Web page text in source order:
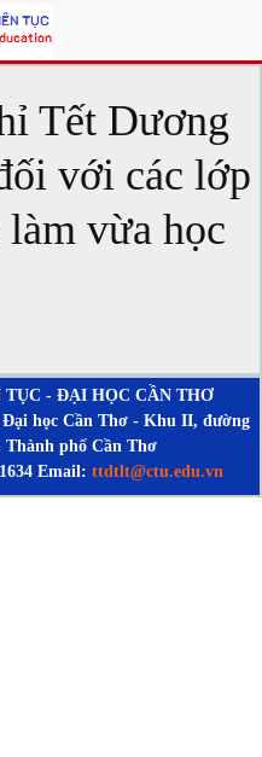
Tết Dương
với các lớp
vừa học
- ĐẠI HỌC CẦN THƠ
học Cần Thơ - Khu II, đường
phố Cần Thơ
Email: ttdtlt@ctu.edu.vn